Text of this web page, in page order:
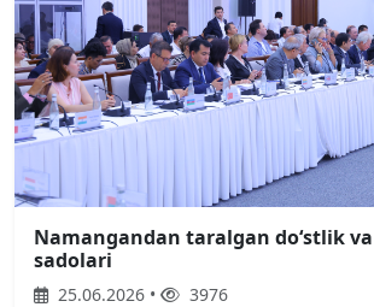
Namangandan taralgan doʻstlik
sadolari
25.06.2026 • 3976